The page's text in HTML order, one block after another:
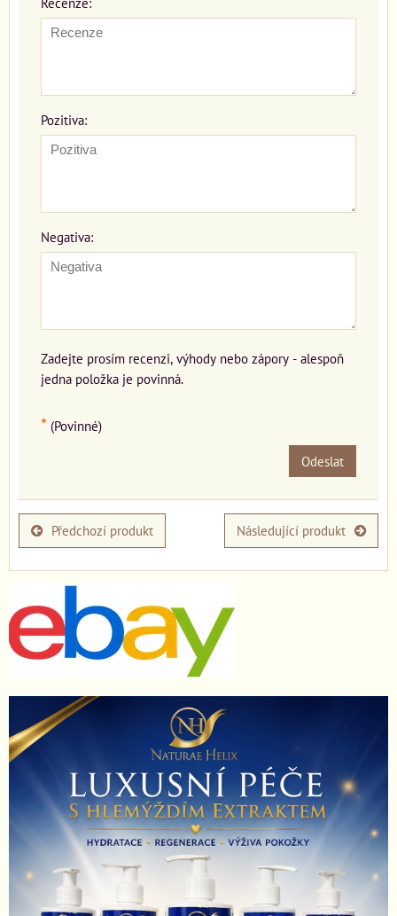
Pozitiva:
Negativa:
Zadejte prosím recenzi, výhody nebo zápory - alespoň
jedna položka je povinná.
* (Povinné)
Odeslat
Předchozí produkt Následující produkt